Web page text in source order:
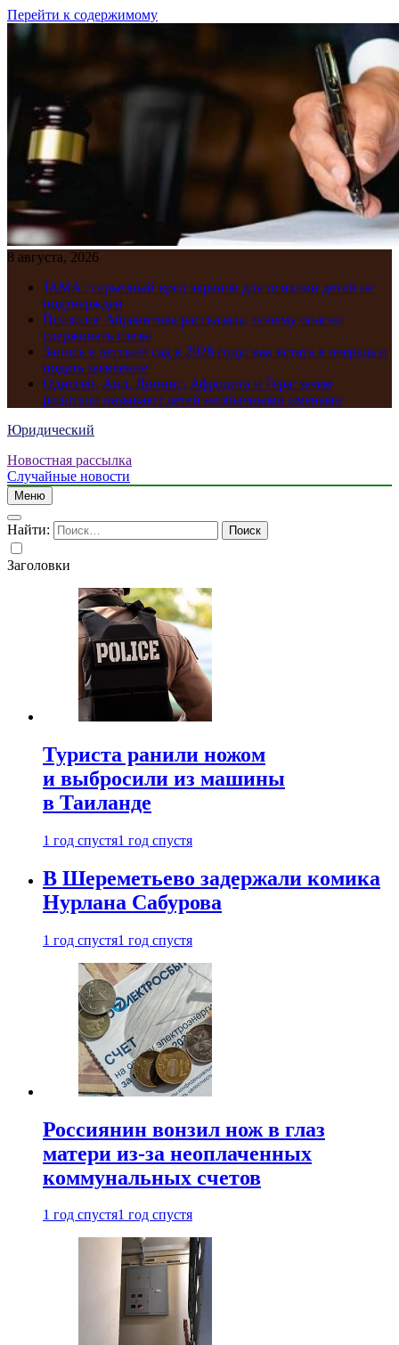
Перейти к содержимому
8 августа, 2026
JAMA : серьезный вред экранов для психики детей не
подтвержден
Психолог Абравитова рассказала, почему опасно
сдерживать слезы
Запись в детский сад в 2026 году: как встать в очередь и
подать заявление
Одиссей, Аид, Дионис, Афродита и Гера: зачем
родители называют детей необычными именами
Юридический
Новостная рассылка
Случайные новости
Меню
Найти:
Заголовки
Туриста ранили ножом
и выбросили из машины
в Таиланде
1 год спустя1 год спустя
В Шереметьево задержали комика
Нурлана Сабурова
1 год спустя1 год спустя
Россиянин вонзил нож в глаз
матери из-за неоплаченных
коммунальных счетов
1 год спустя1 год спустя